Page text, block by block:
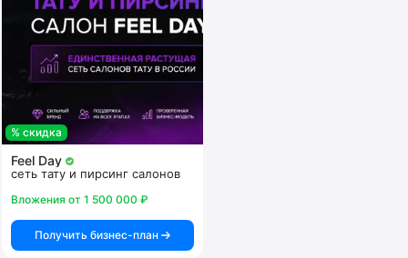
% скидка
Feel Day
сеть тату и пирсинг салонов
Вложения от 1 500 000 ₽
Получить бизнес-план